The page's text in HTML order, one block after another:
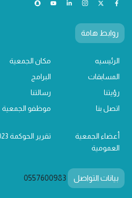
روابط هامة
الرئيسيه مكان الجمعية
المسابقات
البرامج
رؤيتنا
رسالتنا
اتصل بنا
موظفو الجمعية
أعضاء الجمعية
العمومية
تقرير الحوكمة 2023
بيانات التواصل 0557600983